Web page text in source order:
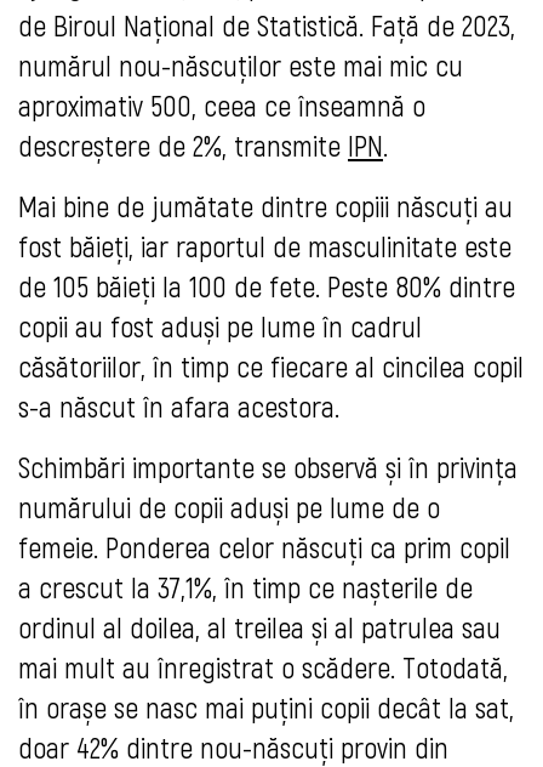
de Biroul Național de Statistică. Față de 2023,
numărul nou-născuților este mai mic cu
aproximativ 500, ceea ce înseamnă o
descreștere de 2%, transmite IPN.
Mai bine de jumătate dintre copiii născuți au
fost băieți, iar raportul de masculinitate este
de 105 băieți la 100 de fete. Peste 80% dintre
copii au fost aduși pe lume în cadrul
căsătoriilor, în timp ce fiecare al cincilea copil
s-a născut în afara acestora.
Schimbări importante se observă și în privința
numărului de copii aduși pe lume de o
femeie. Ponderea celor născuți ca prim copil
a crescut la 37,1%, în timp ce nașterile de
ordinul al doilea, al treilea și al patrulea sau
mai mult au înregistrat o scădere. Totodată,
în orașe se nasc mai puțini copii decât la sat,
doar 42% dintre nou-născuți provin din